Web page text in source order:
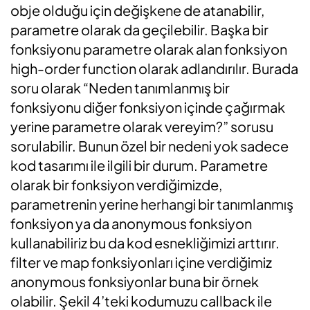
obje olduğu için değişkene de atanabilir,
parametre olarak da geçilebilir. Başka bir
fonksiyonu parametre olarak alan fonksiyon
high-order function olarak adlandırılır. Burada
soru olarak “Neden tanımlanmış bir
fonksiyonu diğer fonksiyon içinde çağırmak
yerine parametre olarak vereyim?” sorusu
sorulabilir. Bunun özel bir nedeni yok sadece
kod tasarımı ile ilgili bir durum. Parametre
olarak bir fonksiyon verdiğimizde,
parametrenin yerine herhangi bir tanımlanmış
fonksiyon ya da anonymous fonksiyon
kullanabiliriz bu da kod esnekliğimizi arttırır.
filter ve map fonksiyonları içine verdiğimiz
anonymous fonksiyonlar buna bir örnek
olabilir. Şekil 4’teki kodumuzu callback ile